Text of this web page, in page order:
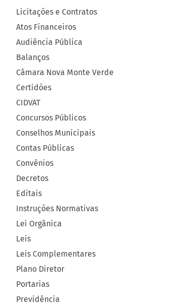
Licitações e Contratos
Atos Financeiros
Audiência Pública
Balanços
Câmara Nova Monte Verde
Certidões
CIDVAT
Concursos Públicos
Conselhos Municipais
Contas Públicas
Convênios
Decretos
Editais
Instruções Normativas
Lei Orgânica
Leis
Leis Complementares
Plano Diretor
Portarias
Previdência